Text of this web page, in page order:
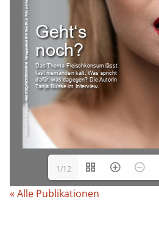
1/12
« Alle Publikationen